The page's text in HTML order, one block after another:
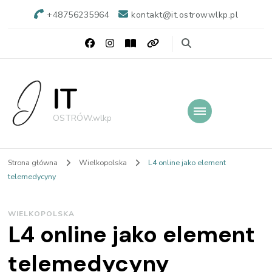
+48756235964 kontakt@it.ostrowwlkp.pl
IT
OSTRÓW.wlkp
Strona główna Wielkopolska
L4 online jako element
telemedycyny
WIELKOPOLSKA
L4 online jako element
telemedycyny